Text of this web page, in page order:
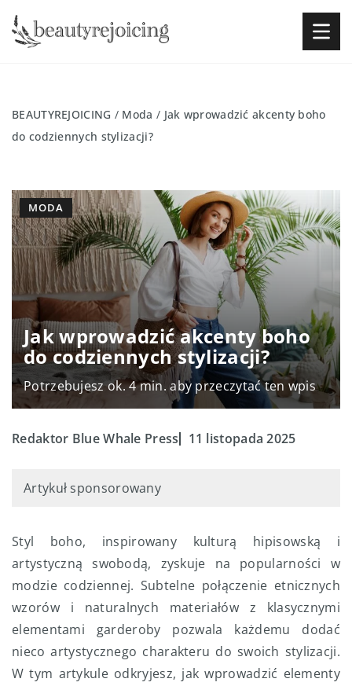
BEAUTYREJOICING / Moda / Jak wprowadzić akcenty boho
do codziennych stylizacji?
Jak wprowadzić akcenty boho
do codziennych stylizacji?
Potrzebujesz ok. 4 min. aby przeczytać ten wpis
MODA
Redaktor Blue Whale Press 11 listopada 2025
Artykuł sponsorowany
Styl boho, inspirowany kulturą hipisowską i
artystyczną swobodą, zyskuje na popularności w
modzie codziennej. Subtelne połączenie etnicznych
wzorów i naturalnych materiałów z klasycznymi
elementami garderoby pozwala każdemu dodać
nieco artystycznego charakteru do swoich stylizacji.
W tym artykule odkryjesz, jak wprowadzić elementy